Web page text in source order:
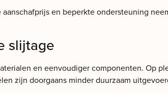
en beperkte ondersteuning
slijtage
en eenvoudiger componenten. Op
zijn doorgaans minder duurzaam